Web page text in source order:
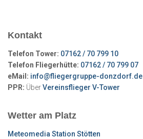
Kontakt
Telefon Tower: 07162 / 70 799 10
Telefon Fliegerhütte: 07162 / 70 799 07
eMail: info@fliegergruppe-donzdorf.de
PPR: ÜberVereinsflieger V-Tower
Wetter am Platz
Meteomedia Station Stötten